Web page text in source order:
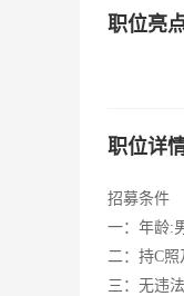
职位亮
职位详
招募条件
一：年龄:
二：持C
三：无违